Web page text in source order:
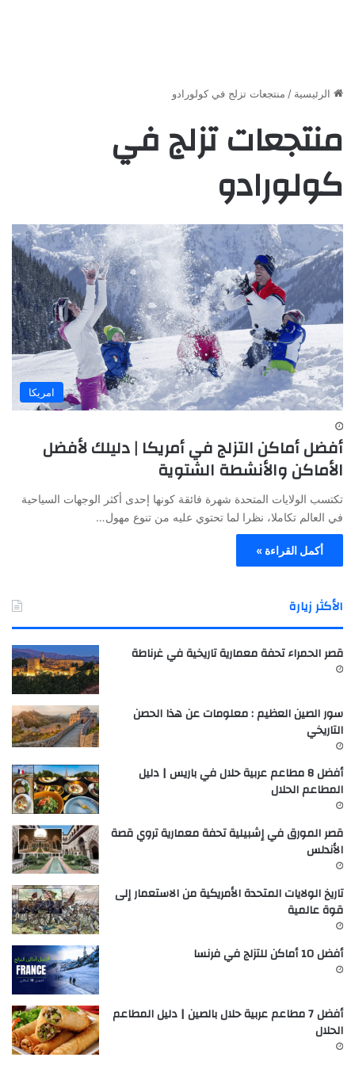
الرئيسية / منتجعات تزلج في كولورادو
منتجعات تزلج في
كولورادو
امريكا
أفضل أماكن التزلج في أمريكا | دليلك لأفضل
الأماكن والأنشطة الشتوية
تكتسب الولايات المتحدة شهرة فائقة كونها إحدى أكثر الوجهات السياحية
في العالم تكاملا، نظرا لما تحتوي عليه من تنوع مهول…
أكمل القراءة »
الأكثر زيارة
قصر الحمراء تحفة معمارية تاريخية في غرناطة
سور الصين العظيم : معلومات عن هذا الحصن
التاريخي
أفضل 8 مطاعم عربية حلال في باريس | دليل
المطاعم الحلال
قصر المورق في إشبيلية تحفة معمارية تروي قصة
الأندلس
تاريخ الولايات المتحدة الأمريكية من الاستعمار إلى
قوة عالمية
أفضل 10 أماكن للتزلج في فرنسا
أفضل 7 مطاعم عربية حلال بالصين | دليل المطاعم
الحلال